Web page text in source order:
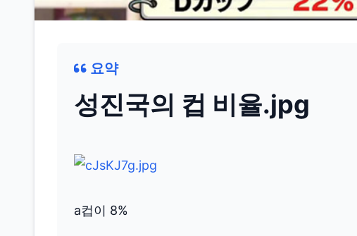
요약
성진국의 컵 비율.jpg
a컵이 8%